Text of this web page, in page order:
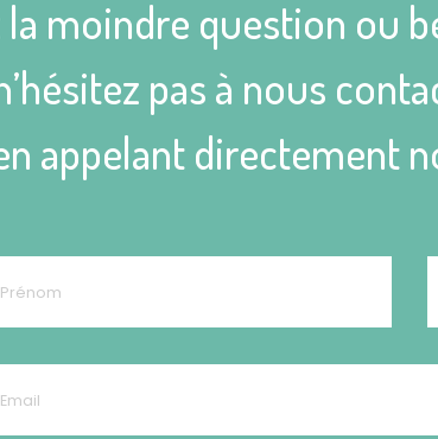
la moindre question ou
pas à nous
appelant directement